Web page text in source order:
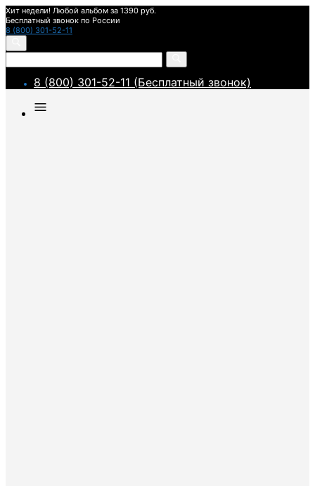
Хит недели! Любой альбом за 1390 руб.
Бесплатный звонок по России
8 (800) 301-52-11
8 (800) 301-52-11 (Бесплатный звонок)